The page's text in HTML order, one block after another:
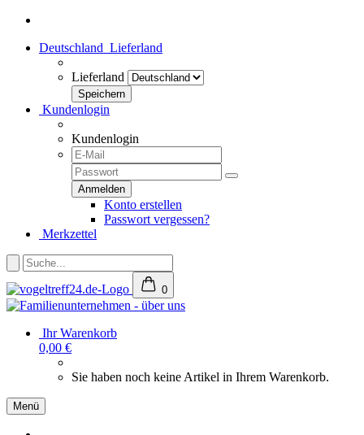
Deutschland Lieferland
Lieferland
Kundenlogin
Kundenlogin
Konto erstellen
Passwort vergessen?
Merkzettel
0
Ihr Warenkorb
0,00 €
Sie haben noch keine Artikel in Ihrem Warenkorb.
Menü